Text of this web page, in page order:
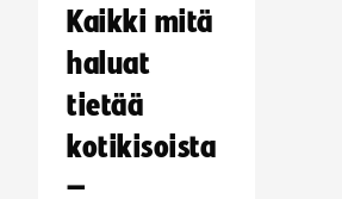
Kaikki mitä
haluat
tietää
kotikisoista
–